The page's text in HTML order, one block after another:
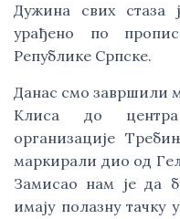
Дужина свих стаза
урађено по
Републике Српске.
Данас смо завршили
Клиса до
организације
маркирали дио од
Замисао нам је да
имају полазну тачку